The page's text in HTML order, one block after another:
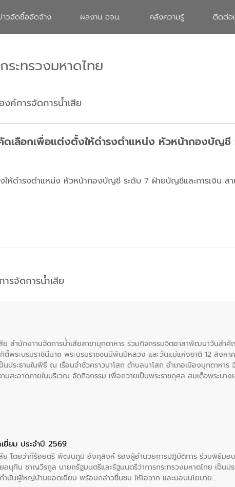
าวจัดซื้อจัดจ้าง ผลงาน อจน. คลังความรู้ ติดต่อ
ระทรวงมหาดไทย
ค์การจัดการน้ำเสีย
ดเลือกเพื่อแต่งตั้งให้ดำรงตำแหน่ง หัวหน้ากองบัญชี
ให้ดำรงตำแหน่ง หัวหน้ากองบัญชี ระดับ 7 ฝ่ายบัญชีและการเงิน ส
รจัดการน้ำเสีย
สำนักงาานจัดการน้ำเสียสาขามุกดาหาร ร่วมกิจกรรมจิตอาสาพัฒนาวันสํา
ติ์พระบรมราชินีนาถ พระบรมราชชนนีพันปีหลวง และวันแม่แห่งชาติ 12 สิงหา
ประธานในพิธี ณ เรือนจําชั่วคราวนาโสก ตําบลนาโสก อําเภอเมืองมุกดาหาร
มสะอาดภายในบริเวณ จัดกิจกรรม เพื่อถวายเป็นพระราชกุศล สมเด็จพระนาง
มถวายสัจปฏิญาณ ทำความดีด้วยหัวใจ
ยี่ยม ประจำปี 2569
ย โดยว่าที่ร้อยตรี พัฒนภูมิ อังศุสิงห์ รองผู้อำนวยการปฏิบัติการ ร่วมพิธีมอ
ทิน ชาญวีรกูล นายกรัฐมนตรีและรัฐมนตรีว่าการกระทรวงมหาดไทย เป็นป
นันผู้ใหญ่บ้านยอดเยี่ยม พร้อมกล่าวชื่นชม ให้โอวาท และมอบนโยบาย